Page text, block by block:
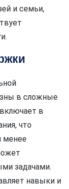
и семьи,
в сложные
в
что
менее
задачами.
навыки и